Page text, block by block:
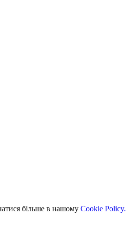
більше в нашому Cookie Policy.